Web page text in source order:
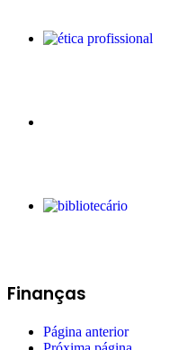
Finanças
Página anterior